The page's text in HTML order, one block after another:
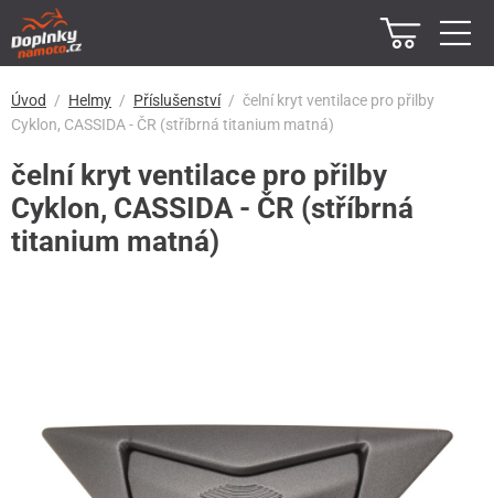
Úvod Helmy Příslušenství
čelní kryt ventilace pro přilby
Cyklon, CASSIDA - ČR (stříbrná titanium matná)
čelní kryt ventilace pro přilby
Cyklon, CASSIDA - ČR (stříbrná
titanium matná)